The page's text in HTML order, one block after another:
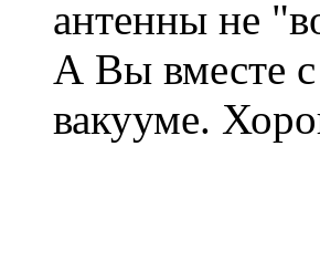
антенны не
А Вы вместе
вакууме.